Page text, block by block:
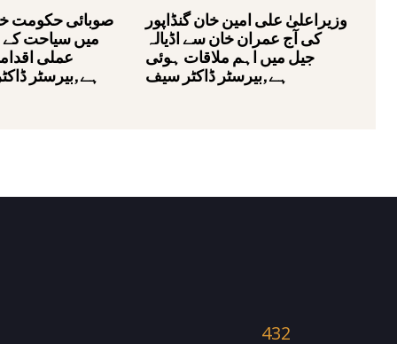
صوبائی حکومت
میں سیاحت کے
عملی
ہے,بیرسٹر
وزیراعلیٰ علی امین خان گنڈاپور
کی آج عمران خان سے اڈیالہ
جیل میں اہم ملاقات ہوئی
ہے,بیرسٹر ڈاکٹر سیف
432